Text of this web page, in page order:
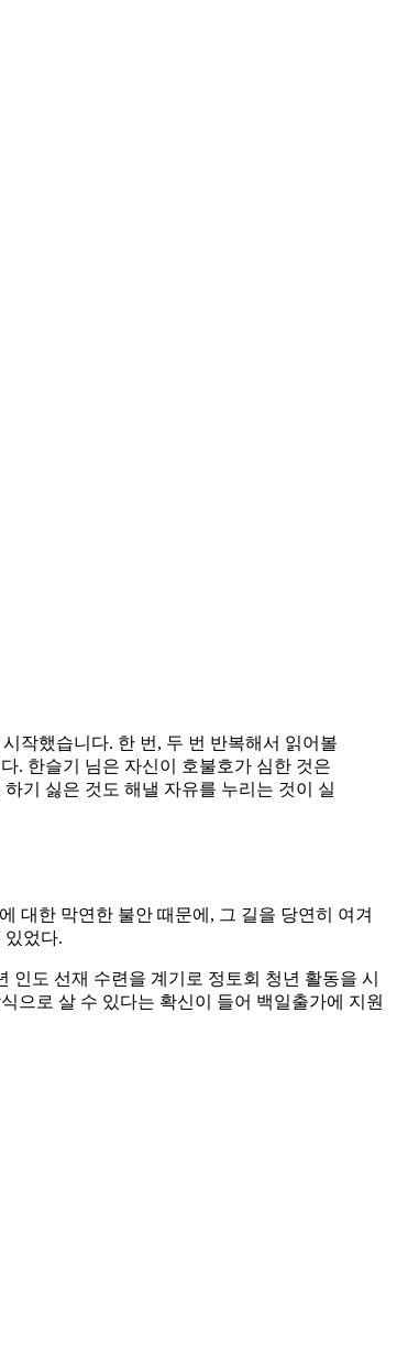
작했습니다. 한 번, 두 번 반복해서 읽어볼
. 한슬기 님은 자신이 호불호가 심한 것은
기 싫은 것도 해낼 자유를 누리는 것이 실
대한 막연한 불안 때문에, 그 길을 당연히 여겨
있었다.
도 선재 수련을 계기로 정토회 청년 활동을 시
으로 살 수 있다는 확신이 들어 백일출가에 지원